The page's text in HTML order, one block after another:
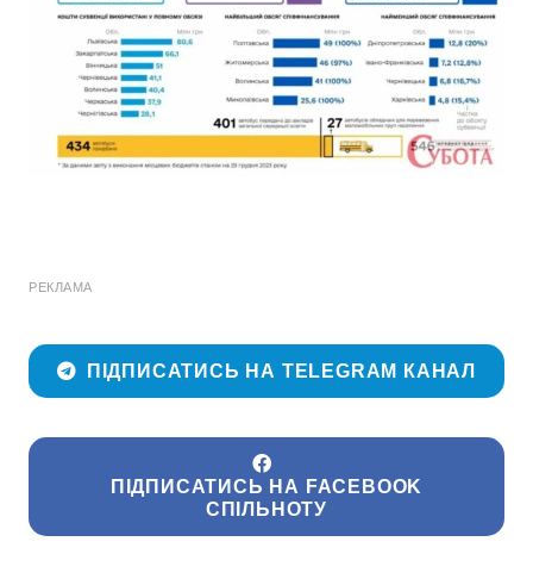
РЕКЛАМА
ПІДПИСАТИСЬ НА TELEGRAM КАНАЛ
ПІДПИСАТИСЬ НА FACEBOOK
СПІЛЬНОТУ